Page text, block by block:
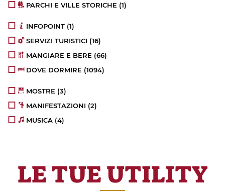
PARCHI E VILLE STORICHE (1)
INFOPOINT (1)
SERVIZI TURISTICI (16)
MANGIARE E BERE (66)
DOVE DORMIRE (1094)
MOSTRE (3)
MANIFESTAZIONI (2)
MUSICA (4)
LE TUE UTILITY